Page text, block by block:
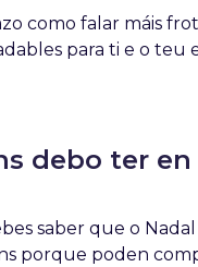
como falar máis
para ti e o
debo ter en
saber que o
porque poden